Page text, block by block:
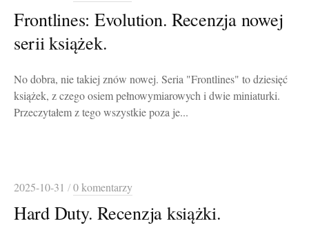
Frontlines: Evolution. Recenzja nowej
serii książek.
No dobra, nie takiej znów nowej. Seria "Frontlines" to dziesięć
książek, z czego osiem pełnowymiarowych i dwie miniaturki.
Przeczytałem z tego wszystkie poza je...
2025-10-31 /0 komentarzy
Hard Duty. Recenzja książki.